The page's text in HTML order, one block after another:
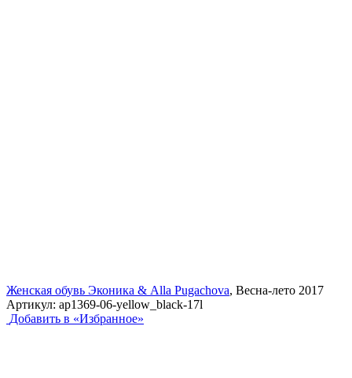
Женская обувь Эконика & Alla Pugachova, Весна-лето 2017
Артикул: ap1369-06-yellow_black-17l
Добавить в «Избранное»